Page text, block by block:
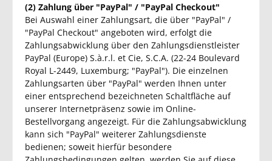
(2) Zahlung über "PayPal" / "PayPal Checkout"
Bei Auswahl einer Zahlungsart, die über "PayPal" /
"PayPal Checkout" angeboten wird, erfolgt die
Zahlungsabwicklung über den Zahlungsdienstleister
PayPal (Europe) S.à.r.l. et Cie, S.C.A. (22-24 Boulevard
Royal L-2449, Luxemburg; "PayPal"). Die einzelnen
Zahlungsarten über "PayPal" werden Ihnen unter
einer entsprechend bezeichneten Schaltfläche auf
unserer Internetpräsenz sowie im Online-
Bestellvorgang angezeigt. Für die Zahlungsabwicklung
kann sich "PayPal" weiterer Zahlungsdienste
bedienen; soweit hierfür besondere